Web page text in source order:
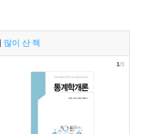
많이 산 책
1/3